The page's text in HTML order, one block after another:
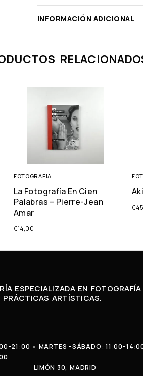
INFORMACIÓN ADICIONAL
FOTOGRAFIA
La Fotografía En Cien
Palabras – Pierre-Jean
Amar
€14,00
€
ESPECIALIZADA EN
PRÁCTICAS ARTÍSTICAS.
21:00 • MARTES -SÁBADO: 11:00-
LIMÓN 30, MADRID